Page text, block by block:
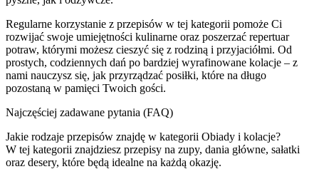
Regularne korzystanie z przepisów w tej kategorii pomoże Ci
rozwijać swoje umiejętności kulinarne oraz poszerzać repertuar
potraw, którymi możesz cieszyć się z rodziną i przyjaciółmi. Od
prostych, codziennych dań po bardziej wyrafinowane kolacje – z
nami nauczysz się, jak przyrządzać posiłki, które na długo
pozostaną w pamięci Twoich gości.
Najczęściej zadawane pytania (FAQ)
Jakie rodzaje przepisów znajdę w kategorii Obiady i kolacje?
W tej kategorii znajdziesz przepisy na zupy, dania główne, sałatki
oraz desery, które będą idealne na każdą okazję.